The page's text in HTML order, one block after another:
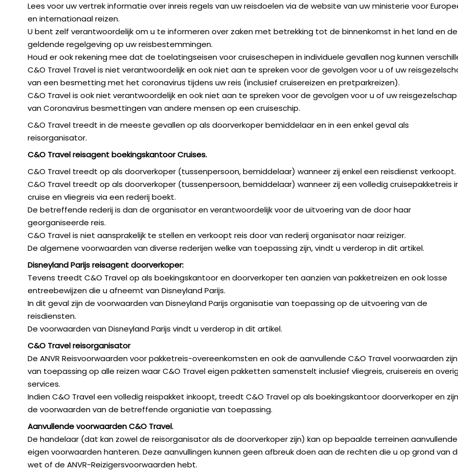
Lees voor uw vertrek informatie over inreis regels van uw reisdoelen via de website van uw ministerie voor
en internationaal reizen.
U bent zelf verantwoordelijk om u te informeren over zaken met betrekking tot de binnenkomst in het land en de
geldende regelgeving op uw reisbestemmingen.
Houd er ook rekening mee dat de toelatingseisen voor cruiseschepen in individuele gevallen nog kunnen
C&O Travel Travel is niet verantwoordelijk en ook niet aan te spreken voor de gevolgen voor u of uw
van een besmetting met het coronavirus tijdens uw reis (inclusief cruisereizen en pretparkreizen).
C&O Travel is ook niet verantwoordelijk en ook niet aan te spreken voor de gevolgen voor u of uw reisgezelschap
van Coronavirus besmettingen van andere mensen op een cruiseschip.
C&O Travel treedt in de meeste gevallen op als doorverkoper bemiddelaar en in een enkel geval als
reisorganisator.
C&O Travel reisagent boekingskantoor Cruises.
C&O Travel treedt op als doorverkoper (tussenpersoon, bemiddelaar) wanneer zij enkel een reisdienst verkoopt.
C&O Travel treedt op als doorverkoper (tussenpersoon, bemiddelaar) wanneer zij een volledig cruisepakketreis
cruise en vliegreis via een rederij boekt.
De betreffende rederij is dan de organisator en verantwoordelijk voor de uitvoering van de door haar
georganiseerde reis.
C&O Travel is niet aansprakelijk te stellen en verkoopt reis door van rederij organisator naar reiziger.
De algemene voorwaarden van diverse rederijen welke van toepassing zijn, vindt u verderop in dit artikel.
Disneyland Parijs reisagent doorverkoper:
Tevens treedt C&O Travel op als boekingskantoor en doorverkoper ten aanzien van pakketreizen en ook losse
entreebewijzen die u afneemt van Disneyland Parijs.
In dit geval zijn de voorwaarden van Disneyland Parijs organisatie van toepassing op de uitvoering van de
reisdiensten.
De voorwaarden van Disneyland Parijs vindt u verderop in dit artikel.
C&O Travel reisorganisator
De ANVR Reisvoorwaarden voor pakketreis-overeenkomsten en ook de aanvullende C&O Travel voorwaarden zijn
van toepassing op alle reizen waar C&O Travel eigen pakketten samenstelt inclusief vliegreis, cruisereis en
services.
Indien C&O Travel een volledig reispakket inkoopt, treedt C&O Travel op als boekingskantoor doorverkoper en zijn
de voorwaarden van de betreffende organiatie van toepassing.
Aanvullende voorwaarden C&O Travel.
De handelaar (dat kan zowel de reisorganisator als de doorverkoper zijn) kan op bepaalde terreinen aanvullende
eigen voorwaarden hanteren. Deze aanvullingen kunnen geen afbreuk doen aan de rechten die u op grond van
wet of de ANVR-Reizigersvoorwaarden hebt.